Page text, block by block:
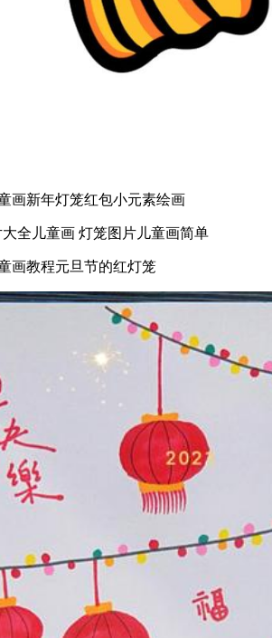
画新年灯笼红包小元素绘画
画教程元旦节的红灯笼